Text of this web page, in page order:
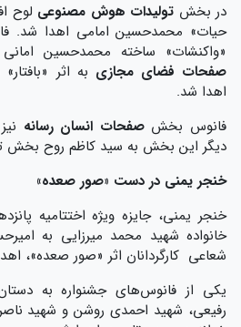
در بخش تولیدات هوش مصنوعی لوح
حیات» محمدحسین امامی اهدا شد.
«واکنشات» ساخته محمدحسین
صفحات فضای مجازی به اثر
اهدا شد.
فانوس بخشصفحات انسان رسانه
دیگر این بخش به سید کاظم روح بخش
خنجر یمنی در دست «صور صعده»
خنجر یمنی، جایزه ویژه اختتامیه
خانواده شهید محمد میرزایی به
شعاعی کارگردانان اثر «صور صعده»،
یکی از فانوس‌های جشنواره به
رفیعی، شهید احمدی روشن و شهید